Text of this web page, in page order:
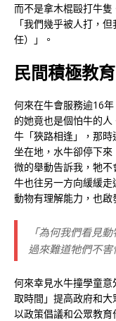
而不是拿木棍毆打牛
「我們幾乎被人打，
任）」。
民間積極教
何來在牛會服務逾16
的她竟也是個怕牛的
牛「狹路相逢」，那
坐在地，水牛卻停下
微的舉動告訴我，牠
牛也往另一方向緩緩
動物有理解能力，也啟
「為何我們看見
過來難道牠們不害
何來幸見水牛撞學童
取時間」提高政府和大
以政策倡議和公眾教育